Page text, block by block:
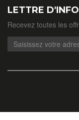
LETTRE
Recevez toutes les